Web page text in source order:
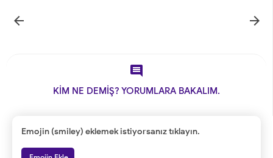
 

KİM NE DEMİŞ? YORUMLARA BAKALIM.
Emojin (smiley) eklemek istiyorsanız tıklayın.